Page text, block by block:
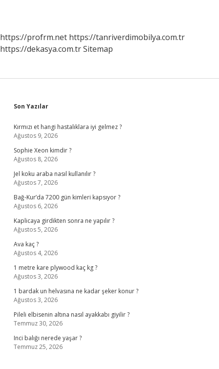
https://profrm.net https://tanriverdimobilya.com.tr
https://dekasya.com.trSitemap
Sidebar
Son Yazılar
Kırmızı et hangi hastalıklara iyi gelmez ?
Ağustos 9, 2026
Sophie Xeon kimdir ?
Ağustos 8, 2026
Jel koku araba nasıl kullanılır ?
Ağustos 7, 2026
Bağ-Kur’da 7200 gün kimleri kapsıyor ?
Ağustos 6, 2026
Kaplicaya girdikten sonra ne yapılır ?
Ağustos 5, 2026
Ava kaç ?
Ağustos 4, 2026
1 metre kare plywood kaç kg ?
Ağustos 3, 2026
1 bardak un helvasına ne kadar şeker konur ?
Ağustos 3, 2026
Pileli elbisenin altına nasıl ayakkabı giyilir ?
Temmuz 30, 2026
Inci balığı nerede yaşar ?
Temmuz 25, 2026